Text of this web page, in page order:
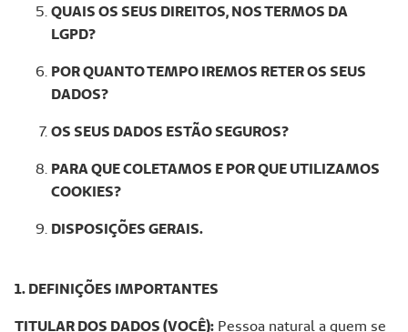
QUAIS OS SEUS DIREITOS, NOS TERMOS DA
LGPD?
POR QUANTO TEMPO IREMOS RETER OS SEUS
DADOS?
OS SEUS DADOS ESTÃO SEGUROS?
PARA QUE COLETAMOS E POR QUE UTILIZAMOS
COOKIES?
DISPOSIÇÕES GERAIS.
1. DEFINIÇÕES IMPORTANTES
TITULAR DOS DADOS (VOCÊ): Pessoa natural a quem se